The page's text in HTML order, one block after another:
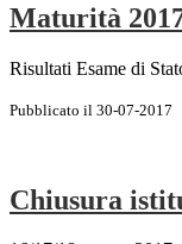
Maturità
Risultati Esame di
Pubblicato il 30-07-2017
Chiusura